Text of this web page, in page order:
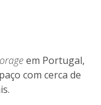
em Portugal,
com cerca de